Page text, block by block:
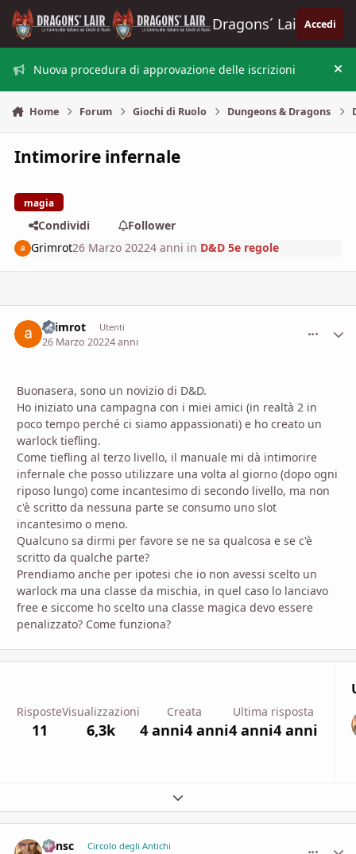
Vai al contenuto
Dragons´ Lair Accedi
Nuova procedura di approvazione delle iscrizioni
Home Forum Giochi di Ruolo Dungeons & Dragons
Intimorire infernale
magia
Condividi
Follower
Grimrot26 Marzo 20224 anni in D&D 5e regole
Grimrot Utenti
26 Marzo 20224 anni
Buonasera, sono un novizio di D&D.
Ho iniziato una campagna con i miei amici (in realtà 2 in
poco tempo perché ci siamo appassionati) e ho creato un
warlock tiefling.
Come tiefling al terzo livello, il manuale mi dà intimorire
infernale che posso utilizzare una volta al giorno (dopo ogni
riposo lungo) come incantesimo di secondo livello, ma non
c'è scritto da nessuna parte se consumo uno slot
incantesimo o meno.
Qualcuno sa dirmi per favore se ne sa qualcosa e se c'è
scritto da qualche parte?
Prendiamo anche per ipotesi che io non avessi scelto un
warlock ma una classe da mischia, in quel caso lo lanciavo
free e siccome ho scelto una classe magica devo essere
penalizzato? Come funziona?
Risposte
11
Visualizzazioni
6,3k
Creata
4 anni4 anni
Ultima risposta
4 anni4 anni
Espandi panoramica del topic
Minsc Circolo degli Antichi